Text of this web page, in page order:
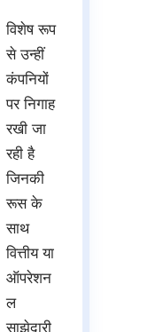
विशेष रूप
से उन्हीं
कंपनियों
पर निगाह
रखी जा
रही है
जिनकी
रूस के
साथ
वित्तीय या
ऑपरेशन
ल
साझेदारी